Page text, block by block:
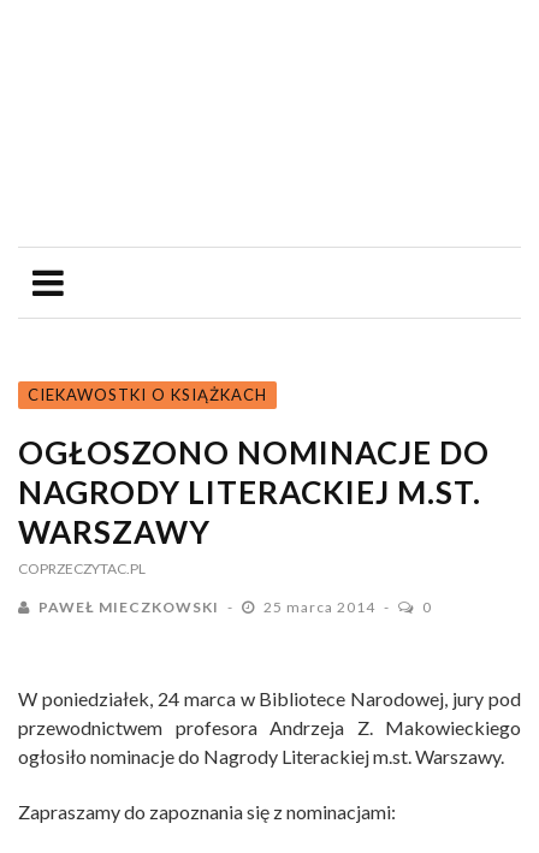
CIEKAWOSTKI O KSIĄŻKACH
OGŁOSZONO NOMINACJE DO
NAGRODY LITERACKIEJ M.ST.
WARSZAWY
COPRZECZYTAC.PL
PAWEŁ MIECZKOWSKI 25 marca 2014 0
W poniedziałek, 24 marca w Bibliotece Narodowej, jury pod
przewodnictwem profesora Andrzeja Z. Makowieckiego
ogłosiło nominacje do Nagrody Literackiej m.st. Warszawy.
Zapraszamy do zapoznania się z nominacjami: